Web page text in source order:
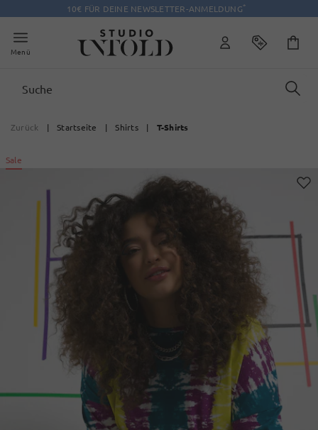
10€ FÜR DEINE NEWSLETTER-ANMELDUNG*
Menü
Zurück | Startseite | Shirts | T-Shirts
Sale